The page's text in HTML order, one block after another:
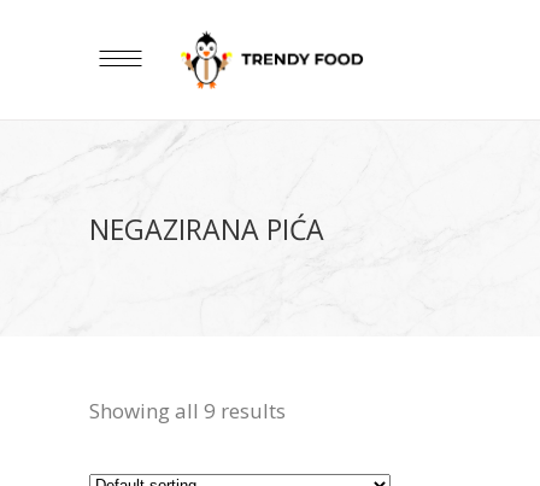
NEGAZIRANA PIĆA
Showing all 9 results